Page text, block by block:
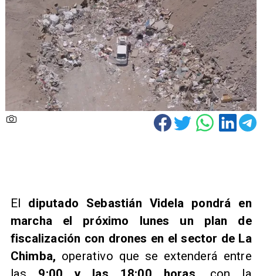
El diputado Sebastián Videla pondrá en
marcha el próximo lunes un plan de
fiscalización con drones en el sector de La
Chimba, operativo que se extenderá entre